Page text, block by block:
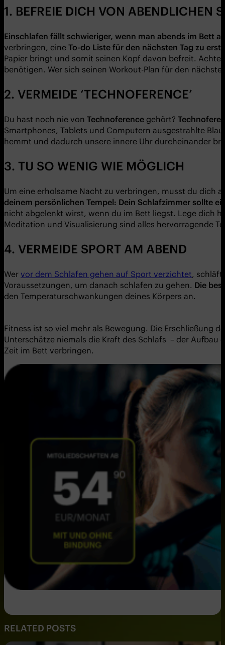
1. BEFREIE DICH VON ABENDLICHEN
Einschlafen fällt schwieriger, wenn man abends im Bett
verbringen, eine To-do Liste für den nächsten Tag zu
Papier bringt und somit seinen Kopf davon befreit. Achte
benötigen. Wer sich seinen Workout-Plan für den
2. VERMEIDE ‘TECHNOFERENCE’
Du hast noch nie von Technoference gehört?
Smartphones, Tablets und Computern ausgestrahlte
hemmt und dadurch unsere innere Uhr durcheinander
3. TU SO WENIG WIE MÖGLICH
Um eine erholsame Nacht zu verbringen, musst du dich
deinem persönlichen Tempel: Dein Schlafzimmer sollte
nicht abgelenkt wirst, wenn du im Bett liegst. Lege dich
Meditation und Visualisierung sind alles hervorragende
4. VERMEIDE SPORT AM ABEND
Wer vor dem Schlafen gehen auf Sport verzichtet, schläft
Voraussetzungen, um danach schlafen zu gehen. Die
den Temperaturschwankungen deines Körpers an.
Fitness ist so viel mehr als Bewegung. Die Erschließung
Unterschätze niemals die Kraft des Schlafs – der
Zeit im Bett verbringen.
RELATED POSTS